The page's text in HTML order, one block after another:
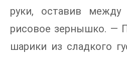
руки, оставив
рисовое зернышко. —
шарики из сладкого